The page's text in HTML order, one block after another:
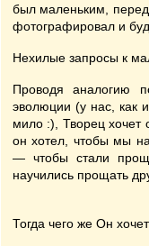
был маленьким,
фотографировал и
Нехилые запросы к
Проводя аналогию
эволюции (у нас, как
мило :), Творец
он хотел, чтобы мы
— чтобы стали
научились прощать
Тогда чего же Он